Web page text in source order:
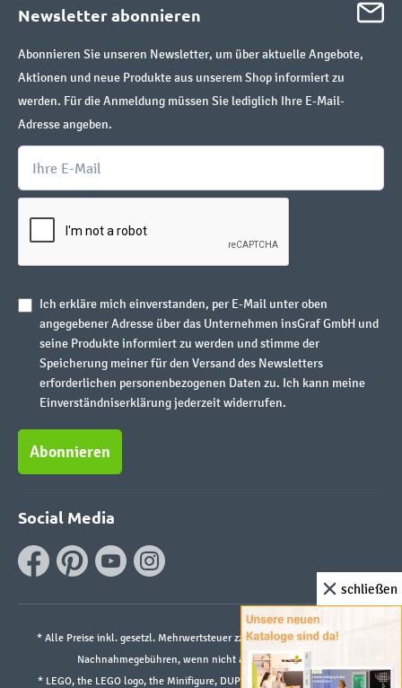
Newsletter abonnieren
Abonnieren Sie unseren Newsletter, um über aktuelle Angebote,
Aktionen und neue Produkte aus unserem Shop informiert zu
werden. Für die Anmeldung müssen Sie lediglich Ihre E-Mail-
Adresse angeben.
Ich erkläre mich einverstanden, per E-Mail unter oben
angegebener Adresse über das Unternehmen insGraf GmbH und
seine Produkte informiert zu werden und stimme der
Speicherung meiner für den Versand des Newsletters
erforderlichen personenbezogenen Daten zu. Ich kann meine
Einverständniserklärung jederzeit widerrufen.
Abonnieren
Social Media
* Alle Preise inkl. gesetzl. Mehrwertsteuer zzgl.Versandkostenund ggf.
Nachnahmegebühren, wenn nicht anders angegeben.
* LEGO, the LEGO logo, the Minifigure, DUPLO, and the SPIKE logo are
schließen